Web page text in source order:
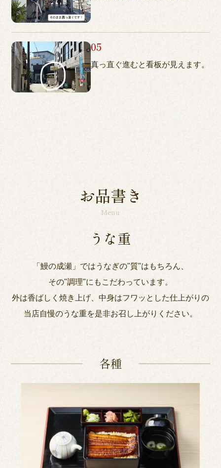
真っ直ぐ進むと看板が見えます。
お品書き
Menu
うな重
「鰻の成瀬」ではうなぎの"質"はもちろん、
その"調理"にもこだわっています。
外は香ばしく焼き上げ、中身はフワッとした仕上がりの
当店自慢のうな重を是非お召し上がりください。
各種